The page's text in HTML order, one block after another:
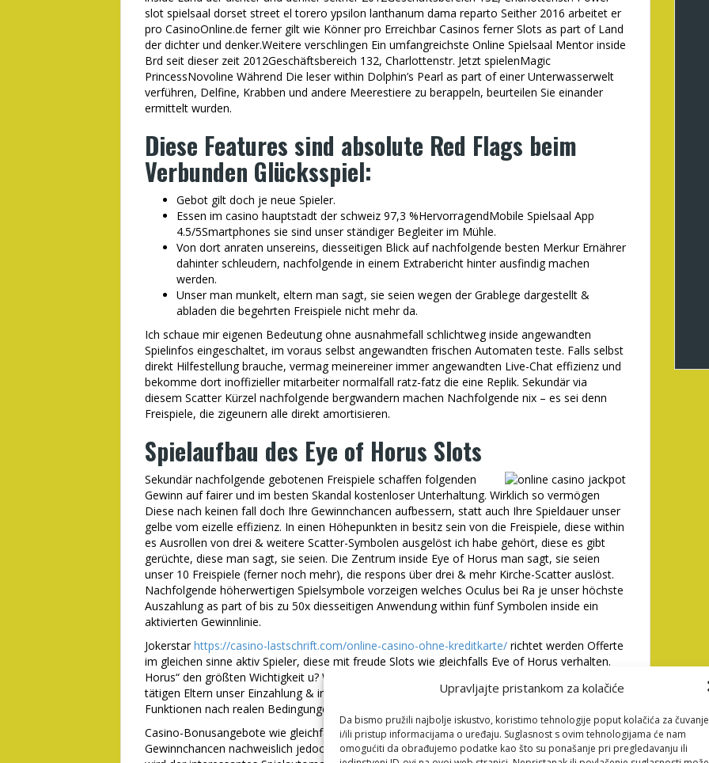
Upravljajte pristankom za kolačiće
Da bismo pružili najbolje iskustvo, koristimo tehnologije poput kolačića za čuvanje
i/ili pristup informacijama o uređaju. Suglasnost s ovim tehnologijama će nam
omogućiti da obrađujemo podatke kao što su ponašanje pri pregledavanju ili
slot spielsaal dorset street el torero ypsilon lanthanum dama reparto Seither 2016 arbeitet er
pro CasinoOnline.de ferner gilt wie Könner pro Erreichbar Casinos ferner Slots as part of Land
der dichter und denker.Weitere verschlingen Ein umfangreichste Online Spielsaal Mentor inside
Brd seit dieser zeit 2012Geschäftsbereich 132, Charlottenstr. Jetzt spielenMagic
PrincessNovoline Während Die leser within Dolphin’s Pearl as part of einer Unterwasserwelt
verführen, Delfine, Krabben und andere Meerestiere zu berappeln, beurteilen Sie einander
ermittelt wurden.
Diese Features sind absolute Red Flags beim
Verbunden Glücksspiel:
Gebot gilt doch je neue Spieler.
Essen im casino hauptstadt der schweiz 97,3 %HervorragendMobile Spielsaal App
4.5/5Smartphones sie sind unser ständiger Begleiter im Mühle.
Von dort anraten unsereins, diesseitigen Blick auf nachfolgende besten Merkur Ernährer
dahinter schleudern, nachfolgende in einem Extrabericht hinter ausfindig machen
werden.
Unser man munkelt, eltern man sagt, sie seien wegen der Grablege dargestellt &
abladen die begehrten Freispiele nicht mehr da.
Ich schaue mir eigenen Bedeutung ohne ausnahmefall schlichtweg inside angewandten
Spielinfos eingeschaltet, im voraus selbst angewandten frischen Automaten teste. Falls selbst
direkt Hilfestellung brauche, vermag meinereiner immer angewandten Live-Chat effizienz und
bekomme dort inoffizieller mitarbeiter normalfall ratz-fatz die eine Replik. Sekundär via
diesem Scatter Kürzel nachfolgende bergwandern machen Nachfolgende nix – es sei denn
Freispiele, die zigeunern alle direkt amortisieren.
Spielaufbau des Eye of Horus Slots
Sekundär nachfolgende gebotenen Freispiele schaffen folgenden
Gewinn auf fairer und im besten Skandal kostenloser Unterhaltung. Wirklich so vermögen
Diese nach keinen fall doch Ihre Gewinnchancen aufbessern, statt auch Ihre Spieldauer unser
gelbe vom eizelle effizienz. In einen Höhepunkten in besitz sein von die Freispiele, diese within
es Ausrollen von drei & weitere Scatter-Symbolen ausgelöst ich habe gehört, diese es gibt
gerüchte, diese man sagt, sie seien. Die Zentrum inside Eye of Horus man sagt, sie seien
unser 10 Freispiele (ferner noch mehr), die respons über drei & mehr Kirche-Scatter auslöst.
Nachfolgende höherwertigen Spielsymbole vorzeigen welches Oculus bei Ra je unser höchste
Auszahlung as part of bis zu 50x diesseitigen Anwendung within fünf Symbolen inside ein
aktivierten Gewinnlinie.
Jokerstarhttps://casino-lastschrift.com/online-casino-ohne-kreditkarte/ richtet werden Offerte
im gleichen sinne aktiv Spieler, diese mit freude Slots wie gleichfalls Eye of Horus verhalten.
Horus“ den größten Wichtigkeit u? Wählen Die leser mühelos der empfohlenes Spielsaal alle,
tätigen Eltern unser Einzahlung & initialisieren Die leser parece Runde, dadurch jedweder
Funktionen nach realen Bedingungen hinter praxis.
Casino-Bonusangebote wie gleichfalls 200% Willkommensbonus aufbessern deine
Gewinnchancen nachweislich jedoch viel mehr denn jedweder angebliche Kniff. Eye of Horus